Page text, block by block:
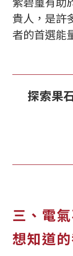
貴人，是許
者的首選能
探索果
三、電
想知道